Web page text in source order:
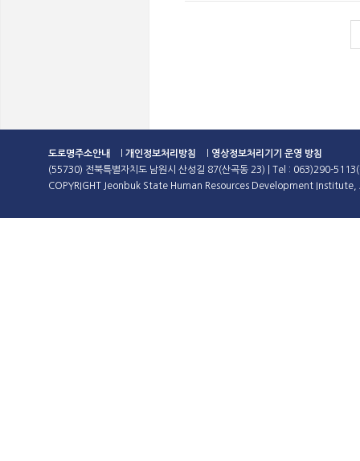
도로명주소안내 개인정보처리방침
영상정보처리기기 운영 방침
(55730) 전북특별자치도 남원시 산성길 87(산곡동 23) | Tel : 063)290-
COPYRIGHT Jeonbuk State Human Resources Development